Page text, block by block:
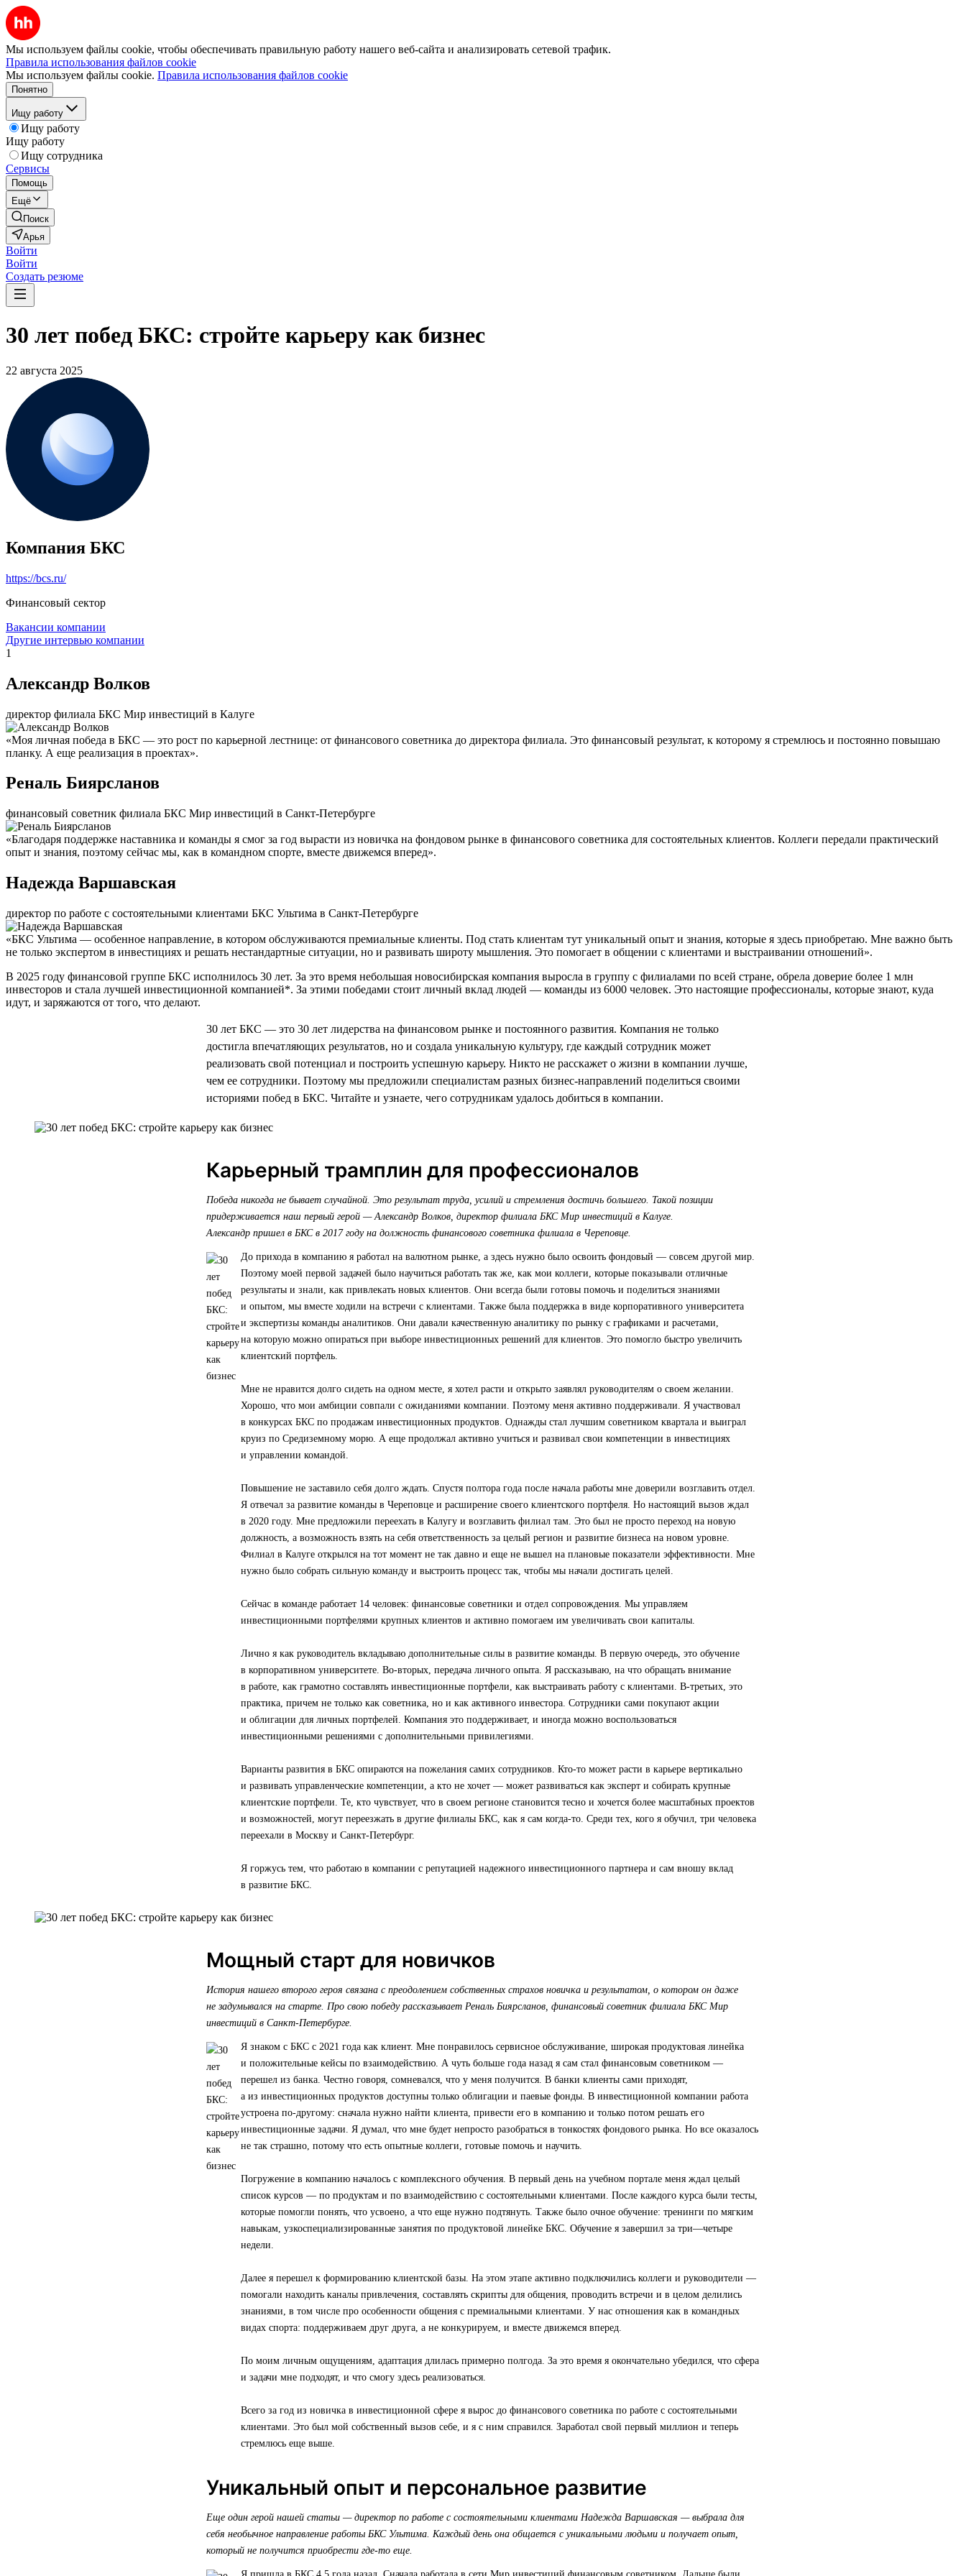
Мы используем файлы cookie, чтобы обеспечивать правильную работу нашего веб-сайта и анализировать сетевой трафик.
Правила использования файлов cookie
Мы используем файлы cookie. Правила использования файлов cookie
Понятно
Ищу работу
Ищу работу
Ищу работу
Ищу сотрудника
Сервисы
Помощь
Ещё
Поиск
Арья
Войти
Войти
Создать резюме
30 лет побед БКС: стройте карьеру как бизнес
22 августа 2025
Компания БКС
https://bcs.ru/
Финансовый сектор
Вакансии компании
Другие интервью компании
1
Александр Волков
директор филиала БКС Мир инвестиций в Калуге
«Моя личная победа в БКС — это рост по карьерной лестнице: от финансового советника до директора филиала. Это финансовый результат, к которому я стремлюсь и постоянно повышаю
планку. А еще реализация в проектах».
Реналь Биярсланов
финансовый советник филиала БКС Мир инвестиций в Санкт-Петербурге
«Благодаря поддержке наставника и команды я смог за год вырасти из новичка на фондовом рынке в финансового советника для состоятельных клиентов. Коллеги передали практический
опыт и знания, поэтому сейчас мы, как в командном спорте, вместе движемся вперед».
Надежда Варшавская
директор по работе с состоятельными клиентами БКС Ультима в Санкт-Петербурге
«БКС Ультима — особенное направление, в котором обслуживаются премиальные клиенты. Под стать клиентам тут уникальный опыт и знания, которые я здесь приобретаю. Мне важно быть
не только экспертом в инвестициях и решать нестандартные ситуации, но и развивать широту мышления. Это помогает в общении с клиентами и выстраивании отношений».
В 2025 году финансовой группе БКС исполнилось 30 лет. За это время небольшая новосибирская компания выросла в группу с филиалами по всей стране, обрела доверие более 1 млн
инвесторов и стала лучшей инвестиционной компанией*. За этими победами стоит личный вклад людей — команды из 6000 человек. Это настоящие профессионалы, которые знают, куда
идут, и заряжаются от того, что делают.
30 лет БКС — это 30 лет лидерства на финансовом рынке и постоянного развития. Компания не только
достигла впечатляющих результатов, но и создала уникальную культуру, где каждый сотрудник может
реализовать свой потенциал и построить успешную карьеру. Никто не расскажет о жизни в компании лучше,
чем ее сотрудники. Поэтому мы предложили специалистам разных бизнес-направлений поделиться своими
историями побед в БКС. Читайте и узнаете, чего сотрудникам удалось добиться в компании.
Карьерный трамплин для профессионалов
Победа никогда не бывает случайной. Это результат труда, усилий и стремления достичь большего. Такой позиции
придерживается наш первый герой — Александр Волков, директор филиала БКС Мир инвестиций в Калуге.
Александр пришел в БКС в 2017 году на должность финансового советника филиала в Череповце.
До прихода в компанию я работал на валютном рынке, а здесь нужно было освоить фондовый — совсем другой мир.
Поэтому моей первой задачей было научиться работать так же, как мои коллеги, которые показывали отличные
результаты и знали, как привлекать новых клиентов. Они всегда были готовы помочь и поделиться знаниями
и опытом, мы вместе ходили на встречи с клиентами. Также была поддержка в виде корпоративного университета
и экспертизы команды аналитиков. Они давали качественную аналитику по рынку с графиками и расчетами,
на которую можно опираться при выборе инвестиционных решений для клиентов. Это помогло быстро увеличить
клиентский портфель.
Мне не нравится долго сидеть на одном месте, я хотел расти и открыто заявлял руководителям о своем желании.
Хорошо, что мои амбиции совпали с ожиданиями компании. Поэтому меня активно поддерживали. Я участвовал
в конкурсах БКС по продажам инвестиционных продуктов. Однажды стал лучшим советником квартала и выиграл
круиз по Средиземному морю. А еще продолжал активно учиться и развивал свои компетенции в инвестициях
и управлении командой.
Повышение не заставило себя долго ждать. Спустя полтора года после начала работы мне доверили возглавить отдел.
Я отвечал за развитие команды в Череповце и расширение своего клиентского портфеля. Но настоящий вызов ждал
в 2020 году. Мне предложили переехать в Калугу и возглавить филиал там. Это был не просто переход на новую
должность, а возможность взять на себя ответственность за целый регион и развитие бизнеса на новом уровне.
Филиал в Калуге открылся на тот момент не так давно и еще не вышел на плановые показатели эффективности. Мне
нужно было собрать сильную команду и выстроить процесс так, чтобы мы начали достигать целей.
Сейчас в команде работает 14 человек: финансовые советники и отдел сопровождения. Мы управляем
инвестиционными портфелями крупных клиентов и активно помогаем им увеличивать свои капиталы.
Лично я как руководитель вкладываю дополнительные силы в развитие команды. В первую очередь, это обучение
в корпоративном университете. Во-вторых, передача личного опыта. Я рассказываю, на что обращать внимание
в работе, как грамотно составлять инвестиционные портфели, как выстраивать работу с клиентами. В-третьих, это
практика, причем не только как советника, но и как активного инвестора. Сотрудники сами покупают акции
и облигации для личных портфелей. Компания это поддерживает, и иногда можно воспользоваться
инвестиционными решениями с дополнительными привилегиями.
Варианты развития в БКС опираются на пожелания самих сотрудников. Кто-то может расти в карьере вертикально
и развивать управленческие компетенции, а кто не хочет — может развиваться как эксперт и собирать крупные
клиентские портфели. Те, кто чувствует, что в своем регионе становится тесно и хочется более масштабных проектов
и возможностей, могут переезжать в другие филиалы БКС, как я сам когда-то. Среди тех, кого я обучил, три человека
переехали в Москву и Санкт-Петербург.
Я горжусь тем, что работаю в компании с репутацией надежного инвестиционного партнера и сам вношу вклад
в развитие БКС.
Мощный старт для новичков
История нашего второго героя связана с преодолением собственных страхов новичка и результатом, о котором он даже
не задумывался на старте. Про свою победу рассказывает Реналь Биярсланов, финансовый советник филиала БКС Мир
инвестиций в Санкт-Петербурге.
Я знаком с БКС с 2021 года как клиент. Мне понравилось сервисное обслуживание, широкая продуктовая линейка
и положительные кейсы по взаимодействию. А чуть больше года назад я сам стал финансовым советником —
перешел из банка. Честно говоря, сомневался, что у меня получится. В банки клиенты сами приходят,
а из инвестиционных продуктов доступны только облигации и паевые фонды. В инвестиционной компании работа
устроена по-другому: сначала нужно найти клиента, привести его в компанию и только потом решать его
инвестиционные задачи. Я думал, что мне будет непросто разобраться в тонкостях фондового рынка. Но все оказалось
не так страшно, потому что есть опытные коллеги, готовые помочь и научить.
Погружение в компанию началось с комплексного обучения. В первый день на учебном портале меня ждал целый
список курсов — по продуктам и по взаимодействию с состоятельными клиентами. После каждого курса были тесты,
которые помогли понять, что усвоено, а что еще нужно подтянуть. Также было очное обучение: тренинги по мягким
навыкам, узкоспециализированные занятия по продуктовой линейке БКС. Обучение я завершил за три—четыре
недели.
Далее я перешел к формированию клиентской базы. На этом этапе активно подключились коллеги и руководители —
помогали находить каналы привлечения, составлять скрипты для общения, проводить встречи и в целом делились
знаниями, в том числе про особенности общения с премиальными клиентами. У нас отношения как в командных
видах спорта: поддерживаем друг друга, а не конкурируем, и вместе движемся вперед.
По моим личным ощущениям, адаптация длилась примерно полгода. За это время я окончательно убедился, что сфера
и задачи мне подходят, и что смогу здесь реализоваться.
Всего за год из новичка в инвестиционной сфере я вырос до финансового советника по работе с состоятельными
клиентами. Это был мой собственный вызов себе, и я с ним справился. Заработал свой первый миллион и теперь
стремлюсь еще выше.
Уникальный опыт и персональное развитие
Еще один герой нашей статьи — директор по работе с состоятельными клиентами Надежда Варшавская — выбрала для
себя необычное направление работы БКС Ультима. Каждый день она общается с уникальными людьми и получает опыт,
который не получится приобрести где-то еще.